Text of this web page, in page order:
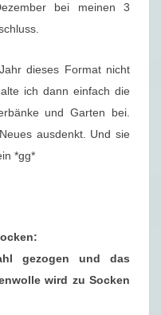
bei meinen 3
dieses Format nicht
ich dann einfach die
und Garten bei.
ausdenkt. Und sie
*gg*
gezogen und das
wird zu Socken